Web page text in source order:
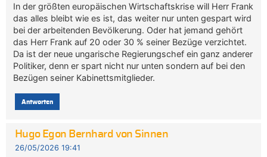
In der größten europäischen Wirtschaftskrise will Herr Frank
das alles bleibt wie es ist, das weiter nur unten gespart wird
bei der arbeitenden Bevölkerung. Oder hat jemand gehört
das Herr Frank auf 20 oder 30 % seiner Bezüge verzichtet.
Da ist der neue ungarische Regierungschef ein ganz anderer
Politiker, denn er spart nicht nur unten sondern auf bei den
Bezügen seiner Kabinettsmitglieder.
Antworten
Hugo Egon Bernhard von Sinnen
26/05/2026 19:41